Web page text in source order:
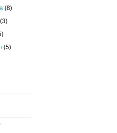
(8)
(3)
(5)